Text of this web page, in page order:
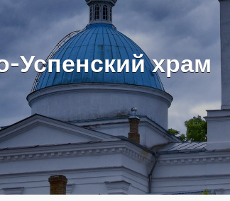
Успенский храм